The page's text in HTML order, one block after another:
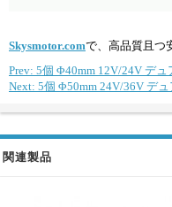
Skysmotor.comで、高品質且つ
Prev: 5個 Φ40mm 12V/24V デ
Next: 5個 Φ50mm 24V/36V デ
関連製品